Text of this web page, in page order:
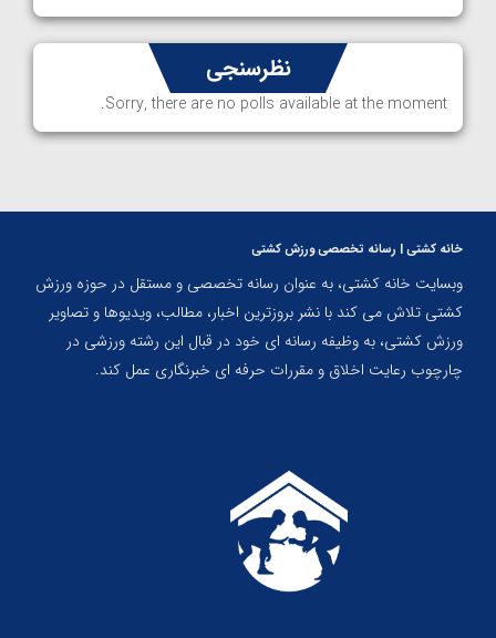
نظرسنجی
Sorry, there are no polls available at the moment.
خانه کشتی | رسانه تخصصی ورزش کشتی
وبسایت خانه کشتی، به عنوان رسانه تخصصی و مستقل در حوزه ورزش
کشتی تلاش می کند با نشر بروزترین اخبار، مطالب، ویدیوها و تصاویر
ورزش کشتی، به وظیفه رسانه ای خود در قبال این رشته ورزشی در
چارچوب رعایت اخلاق و مقررات حرفه ای خبرنگاری عمل کند.